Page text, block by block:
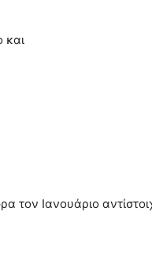
και
τον Ιανουάριο